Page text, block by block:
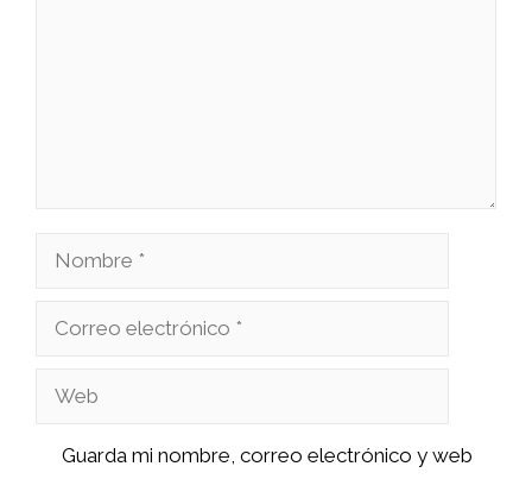
Nombre
Correo
Web
Guarda mi nombre, correo electrónico y web